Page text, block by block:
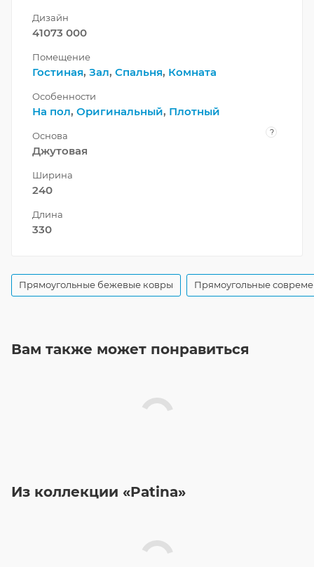
Дизайн
41073 000
Помещение
Гостиная, Зал, Спальня, Комната
Особенности
На пол, Оригинальный, Плотный
Основа ?
Джутовая
Ширина
240
Длина
330
Прямоугольные бежевые ковры Прямоугольные
Вам также может понравиться
Из коллекции «Patina»